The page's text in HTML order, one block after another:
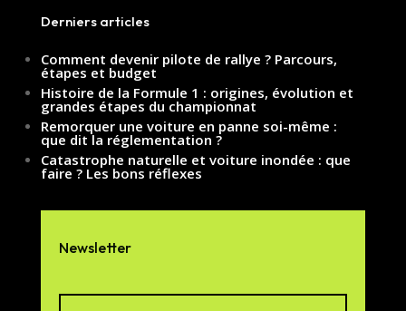
Derniers articles
Comment devenir pilote de rallye ? Parcours,
étapes et budget
Histoire de la Formule 1 : origines, évolution et
grandes étapes du championnat
Remorquer une voiture en panne soi-même :
que dit la réglementation ?
Catastrophe naturelle et voiture inondée : que
faire ? Les bons réflexes
Newsletter